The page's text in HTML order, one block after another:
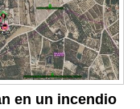
en un incendio